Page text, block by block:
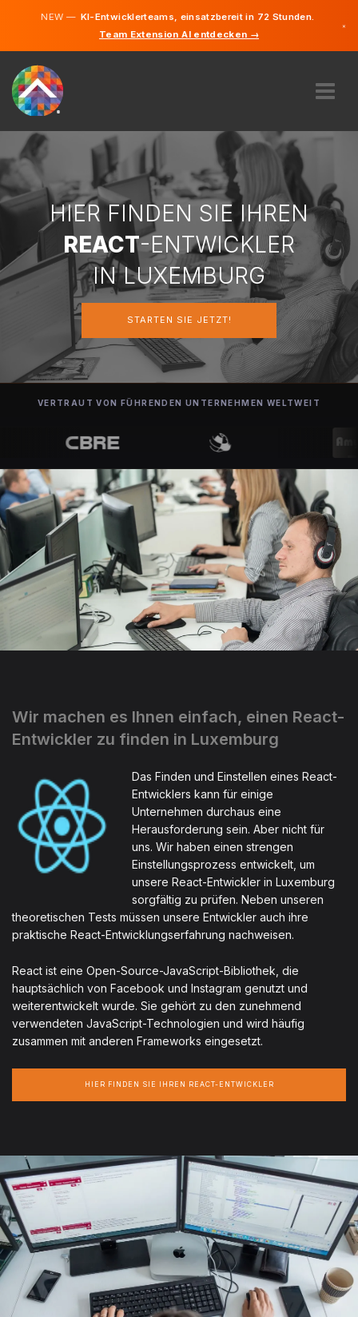
NEW —KI-Entwicklerteams, einsatzbereit in 72 Stunden.
Team Extension AI entdecken →
×
ÜBER UNS
EXPERTISE
WIE FUNKTIONIERT ES?
KARRIERE
FINDEN
LUXEMBURG
STARTEN SIE JETZT
Englisch
HIER FINDEN SIE IHREN
REACT-ENTWICKLER
IN LUXEMBURG
STARTEN SIE JETZT!
VERTRAUT VON FÜHRENDEN UNTERNEHMEN WELTWEIT
Wir machen es Ihnen einfach, einen React-
Entwickler zu finden in Luxemburg
Das Finden und Einstellen eines React-
Entwicklers kann für einige
Unternehmen durchaus eine
Herausforderung sein. Aber nicht für
uns. Wir haben einen strengen
Einstellungsprozess entwickelt, um
unsere React-Entwickler in Luxemburg
sorgfältig zu prüfen. Neben unseren
theoretischen Tests müssen unsere Entwickler auch ihre
praktische React-Entwicklungserfahrung nachweisen.
React ist eine Open-Source-JavaScript-Bibliothek, die
hauptsächlich von Facebook und Instagram genutzt und
weiterentwickelt wurde. Sie gehört zu den zunehmend
verwendeten JavaScript-Technologien und wird häufig
zusammen mit anderen Frameworks eingesetzt.
HIER FINDEN SIE IHREN REACT-ENTWICKLER